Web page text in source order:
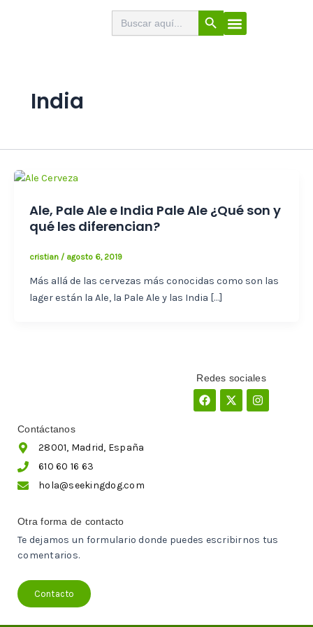
Menú
Buscar: Botón de búsqueda
India
Ale, Pale Ale e India Pale Ale ¿Qué son y
qué les diferencian?
cristian / agosto 6, 2019
Más allá de las cervezas más conocidas como son las
lager están la Ale, la Pale Ale y las India […]
Redes sociales
Facebook
X-
twitter
Instagram
Contáctanos
28001, Madrid, España
610 60 16 63
hola@seekingdog.com
Otra forma de contacto
Te dejamos un formulario donde puedes escribirnos tus
comentarios.
Contacto